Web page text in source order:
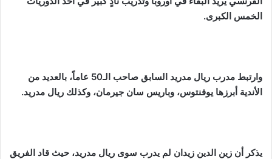
الخمس الكبرى.
وارتبط مدرب ريال مدريد السابق صاحب الـ50 عاماً، بالعديد من
الأندية أبرزها يوفنتوس، وباريس سان جيرمان، وكذلك ريال مدريد.
يذكر أن زين الدين زيدان لم يدرب سوى ريال مدريد، حيث قاد الفريق